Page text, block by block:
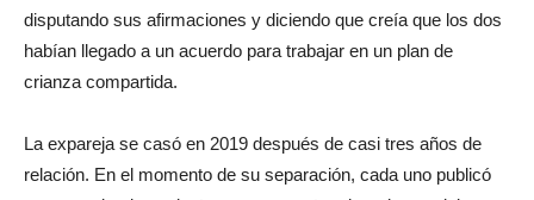
disputando sus afirmaciones y diciendo que creía que los dos
habían llegado a un acuerdo para trabajar en un plan de
crianza compartida.
La expareja se casó en 2019 después de casi tres años de
relación. En el momento de su separación, cada uno publicó